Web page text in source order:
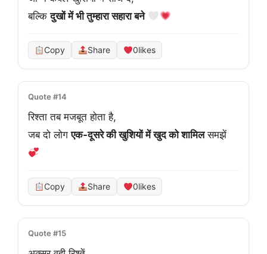
बल्कि दुखों में भी तुम्हारा सहारा बने
Copy Share 0likes
Quote #14
रिश्ता तब मजबूत होता है,
जब दो लोग एक-दूसरे की खुशियों में खुद को शामिल समझें
Copy Share 0likes
Quote #15